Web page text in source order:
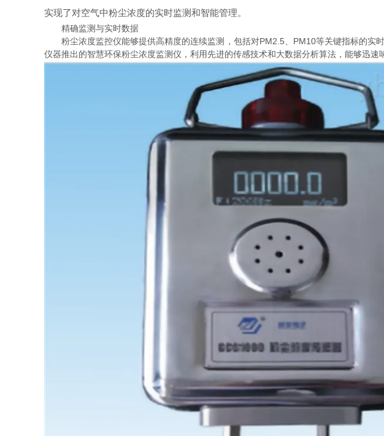
实现了对空气中粉尘浓度的实时监测和智能管理。
精确监测与实时数据
粉尘浓度监控仪能够提供高精度的连续监测，包括对PM2.5、PM10等关键指标的实
仪器推出的智慧环保粉尘浓度监测仪，利用先进的传感技术和大数据分析算法，能够迅速